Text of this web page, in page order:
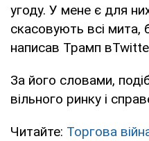
угоду. У мене є для
скасовують всі мита,
написав Трамп
За його словами,
вільного ринку і
Читайте: Торгова